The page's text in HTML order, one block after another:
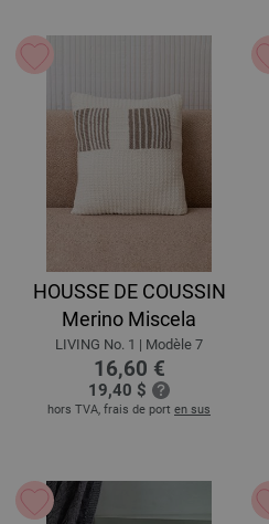
HOUSSE DE COUSSIN
Merino Miscela
LIVING No. 1 | Modèle 7
16,60 €
19,40 $
hors TVA, frais de port en sus